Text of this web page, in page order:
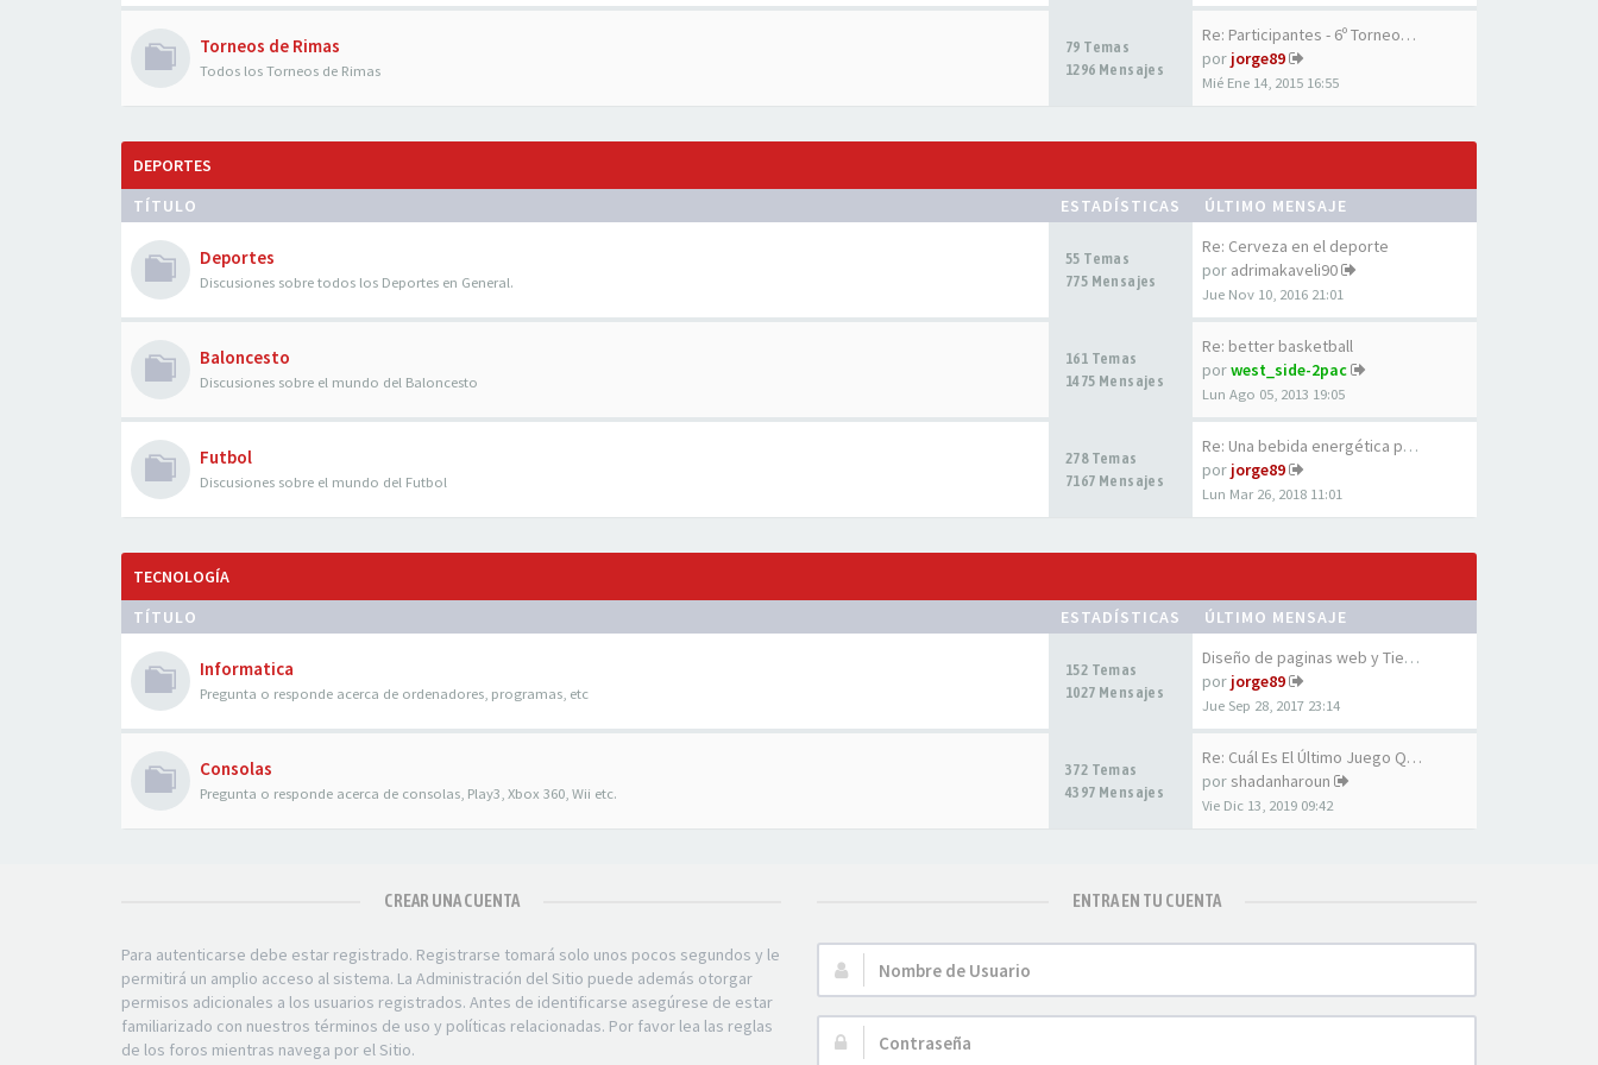
Torneos de Rimas
Todos los Torneos de Rimas
79 Temas
1296 Mensajes
Re: Participantes - 6º Torneo…
por jorge89
Mié Ene 14, 2015 16:55
DEPORTES
TÍTULO
ESTADÍSTICAS ÚLTIMO MENSAJE
Deportes
Discusiones sobre todos los Deportes en General.
55 Temas
775 Mensajes
Re: Cerveza en el deporte
por adrimakaveli90
Jue Nov 10, 2016 21:01
Baloncesto
Discusiones sobre el mundo del Baloncesto
161 Temas
1475 Mensajes
Re: better basketball
porwest_side-2pac
Lun Ago 05, 2013 19:05
Futbol
Discusiones sobre el mundo del Futbol
278 Temas
7167 Mensajes
Re: Una bebida energética par…
por jorge89
Lun Mar 26, 2018 11:01
TECNOLOGÍA
TÍTULO
ESTADÍSTICAS ÚLTIMO MENSAJE
Informatica
Pregunta o responde acerca de ordenadores, programas, etc
152 Temas
1027 Mensajes
Diseño de paginas web y Tiend…
por jorge89
Jue Sep 28, 2017 23:14
Consolas
Pregunta o responde acerca de consolas, Play3, Xbox 360, Wii etc.
372 Temas
4397 Mensajes
Re: Cuál Es El Último Juego Q…
por shadanharoun
Vie Dic 13, 2019 09:42
CREAR UNA CUENTA
Para autenticarse debe estar registrado. Registrarse tomará solo unos pocos segundos y le
permitirá un amplio acceso al sistema. La Administración del Sitio puede además otorgar
permisos adicionales a los usuarios registrados. Antes de identificarse asegúrese de estar
familiarizado con nuestros términos de uso y políticas relacionadas. Por favor lea las reglas
de los foros mientras navega por el Sitio.
ENTRA EN TU CUENTA
Nombre
de
Usuario:
Contraseña: